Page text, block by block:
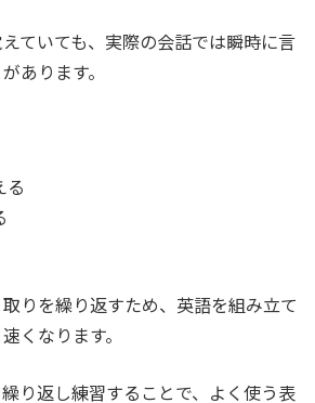
ていても、実際の会話では瞬時に言
あります。
る
りを繰り返すため、英語を組み立て
くなります。
り返し練習することで、よく使う表